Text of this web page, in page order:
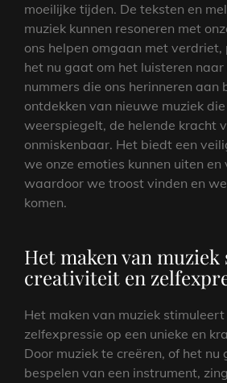
moeilijke tijden. De teksten en
muziek kunnen resoneren met
ons helpen omgaan met verdriet,
het nu gaat om het luisteren naar
nummers die ons herinneren aan
ontdekken van nieuwe muziek
weerspiegelt, de helende kracht
onmiskenbaar. Het biedt een
we onze emoties kunnen uiten en
waardoor we troost vinden en
komen.
Het maken van
creativiteit en
Het maken van muziek
zelfexpressie op een unieke en
Door muziek te creëren, of het nu
bespelen van een instrument,